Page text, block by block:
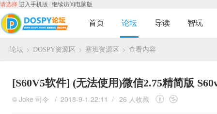
请选择 进入手机版 继续访问电脑版
首页 论坛 导读 智玩
论坛 DOSPY资源区 塞班资源区 查看内容
[S60V5软件] (无法使用)微信2.75精简版
© Joke 司令 / 2018-9-1 22:11 / 26 人收藏